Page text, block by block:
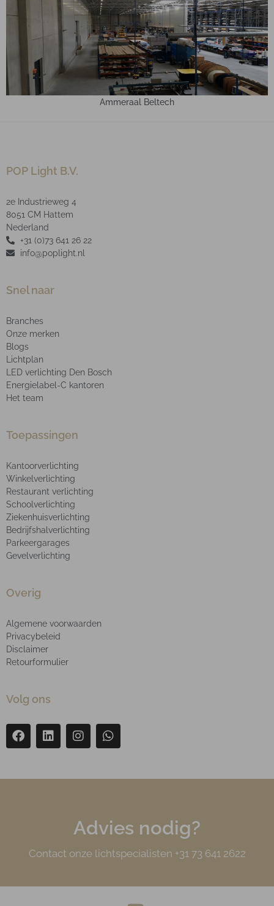
Ammeraal Beltech
POP Light B.V.
2e Industrieweg 4
8051 CM Hattem
Nederland
+31 (0)73 641 26 22
info@poplight.nl
Snel naar
Branches
Onze merken
Blogs
Lichtplan
LED verlichting Den Bosch
Energielabel-C kantoren
Het team
Toepassingen
Kantoorverlichting
Winkelverlichting
Restaurant verlichting
Schoolverlichting
Ziekenhuisverlichting
Bedrijfshalverlichting
Parkeergarages
Gevelverlichting
Overig
Algemene voorwaarden
Privacybeleid
Disclaimer
Retourformulier
Volg ons
Advies nodig?
Contact onze lichtspecialisten +31 73 641 2622